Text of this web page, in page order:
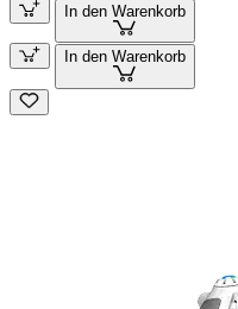
In den Warenkorb
In den Warenkorb